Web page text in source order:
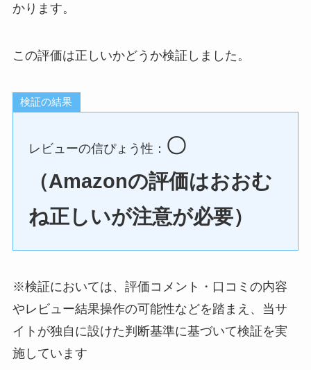
かります。
この評価は正しいかどうか検証しました。
検証の結果
レビューの信ぴょう性： 〇
（Amazonの評価はおおむ
ね正しいが注意が必要）
※検証においては、評価コメント・口コミの内容
やレビュー結果操作の可能性などを踏まえ、当サ
イトが独自に設けた判断基準に基づいて検証を実
施しています